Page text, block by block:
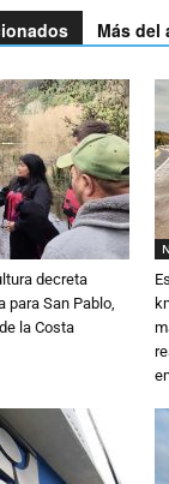
Más del
decreta
para San Pablo,
la Costa